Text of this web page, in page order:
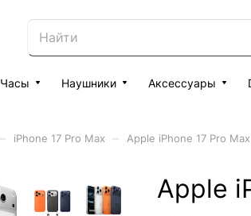
Часы Наушники Аксессуары
iPhone 17 Pro Max Apple iPhone 17 Pro
Apple